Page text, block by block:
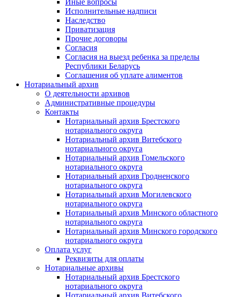
Иные вопросы
Исполнительные надписи
Наследство
Приватизация
Прочие договоры
Согласия
Согласия на выезд ребенка за пределы
Республики Беларусь
Соглашения об уплате алиментов
Нотариальный архив
О деятельности архивов
Административные процедуры
Контакты
Нотариальный архив Брестского
нотариального округа
Нотариальный архив Витебского
нотариального округа
Нотариальный архив Гомельского
нотариального округа
Нотариальный архив Гродненского
нотариального округа
Нотариальный архив Могилевского
нотариального округа
Нотариальный архив Минского областного
нотариального округа
Нотариальный архив Минского городского
нотариального округа
Оплата услуг
Реквизиты для оплаты
Нотариальные архивы
Нотариальный архив Брестского
нотариального округа